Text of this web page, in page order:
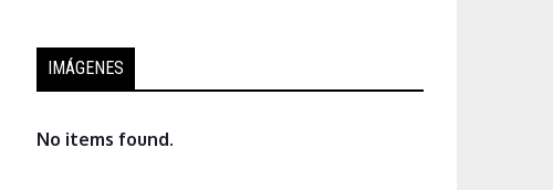
IMÁGENES
No items found.